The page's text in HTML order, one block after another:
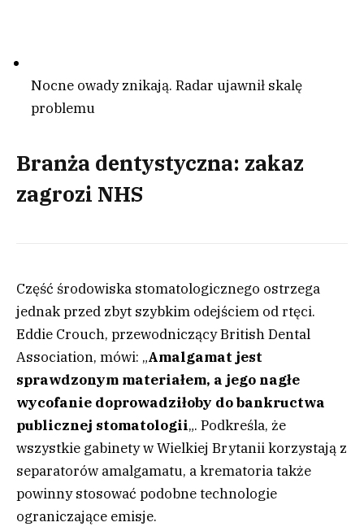
Nocne owady znikają. Radar ujawnił skalę
problemu
Branża dentystyczna: zakaz
zagrozi NHS
Część środowiska stomatologicznego ostrzega
jednak przed zbyt szybkim odejściem od rtęci.
Eddie Crouch, przewodniczący British Dental
Association, mówi: „Amalgamat jest
sprawdzonym materiałem, a jego nagłe
wycofanie doprowadziłoby do bankructwa
publicznej stomatologii„. Podkreśla, że
wszystkie gabinety w Wielkiej Brytanii korzystają z
separatorów amalgamatu, a krematoria także
powinny stosować podobne technologie
ograniczające emisje.